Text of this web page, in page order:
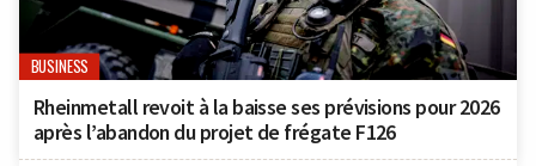
BUSINESS
Rheinmetall revoit à la baisse ses prévisions pour 2026
après l’abandon du projet de frégate F126